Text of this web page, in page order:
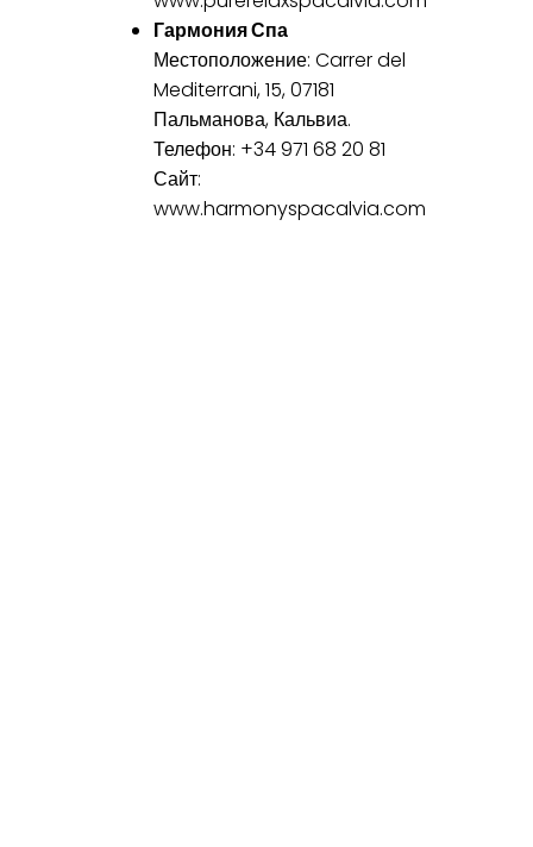
Гармония Спа
Местоположение: Carrer del
Mediterrani, 15, 07181
Пальманова, Кальвиа.
Телефон: +34 971 68 20 81
Сайт:
www.harmonyspacalvia.com